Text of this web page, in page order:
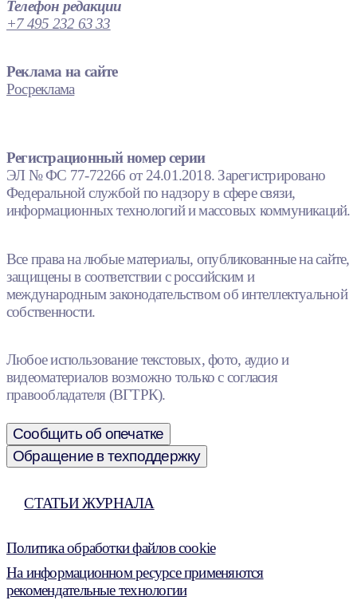
Телефон редакции
+7 495 232 63 33
Реклама на сайте
Росреклама
Регистрационный номер серии
ЭЛ № ФС 77-72266 от 24.01.2018. Зарегистрировано
Федеральной службой по надзору в сфере связи,
информационных технологий и массовых коммуникаций.
Все права на любые материалы, опубликованные на сайте,
защищены в соответствии с российским и
международным законодательством об интеллектуальной
собственности.
Любое использование текстовых, фото, аудио и
видеоматериалов возможно только с согласия
правообладателя (ВГТРК).
Сообщить об опечатке
Обращение в техподдержку
СТАТЬИ ЖУРНАЛА
Политика обработки файлов cookie
На информационном ресурсе применяются
рекомендательные технологии